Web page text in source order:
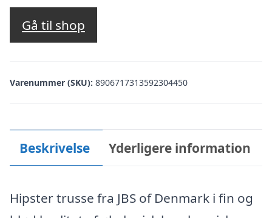
Gå til shop
Varenummer (SKU): 8906717313592304450
Beskrivelse Yderligere information
Hipster trusse fra JBS of Denmark i fin og